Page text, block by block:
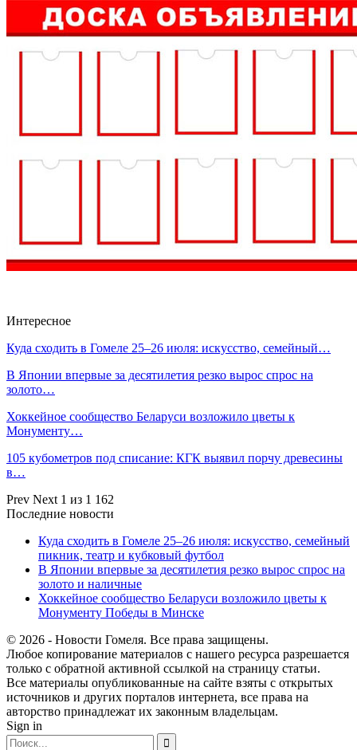
Интересное
Куда сходить в Гомеле 25–26 июля: искусство, семейный…
В Японии впервые за десятилетия резко вырос спрос на
золото…
Хоккейное сообщество Беларуси возложило цветы к
Монументу…
105 кубометров под списание: КГК выявил порчу древесины
в…
Prev Next 1 из 1 162
Последние новости
Куда сходить в Гомеле 25–26 июля: искусство, семейный
пикник, театр и кубковый футбол
В Японии впервые за десятилетия резко вырос спрос на
золото и наличные
Хоккейное сообщество Беларуси возложило цветы к
Монументу Победы в Минске
© 2026 - Новости Гомеля. Все права защищены.
Любое копирование материалов с нашего ресурса разрешается
только с обратной активной ссылкой на страницу статьи.
Все материалы опубликованные на сайте взяты с открытых
источников и других порталов интернета, все права на
авторство принадлежат их законным владельцам.
Sign in